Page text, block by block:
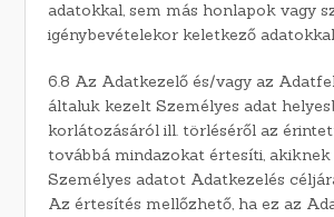
adatokkal, sem más honlapok vagy
igénybevételekor keletkező
6.8 Az Adatkezelő és/vagy az
általuk kezelt Személyes adat
korlátozásáról ill. törléséről az
továbbá mindazokat értesíti,
Személyes adatot Adatkezelés
Az értesítés mellőzhető, ha ez az